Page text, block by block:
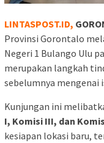
LINTASPOST.ID,
Provinsi Gorontalo
Negeri 1 Bulango Ulu
merupakan langkah
sebelumnya mengenai
Kunjungan ini
I, Komisi III, dan
kesiapan lokasi baru,